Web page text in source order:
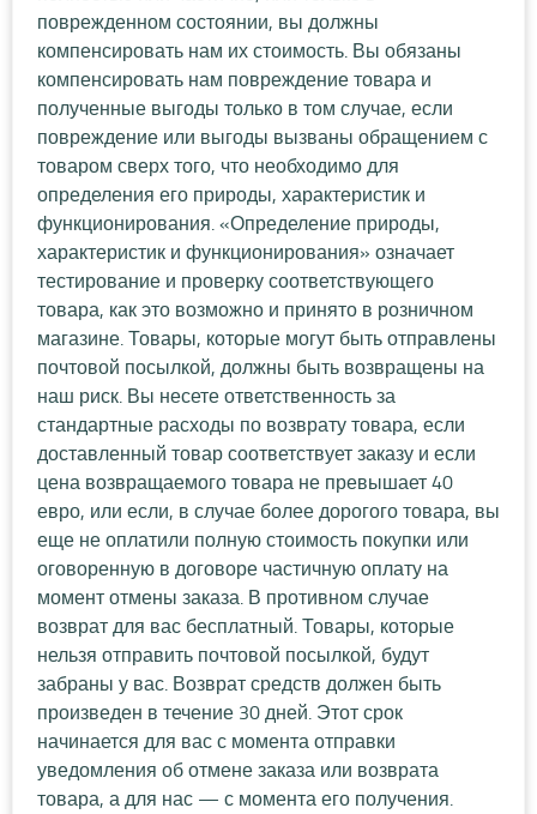
поврежденном состоянии, вы должны
компенсировать нам их стоимость. Вы обязаны
компенсировать нам повреждение товара и
полученные выгоды только в том случае, если
повреждение или выгоды вызваны обращением с
товаром сверх того, что необходимо для
определения его природы, характеристик и
функционирования. «Определение природы,
характеристик и функционирования» означает
тестирование и проверку соответствующего
товара, как это возможно и принято в розничном
магазине. Товары, которые могут быть отправлены
почтовой посылкой, должны быть возвращены на
наш риск. Вы несете ответственность за
стандартные расходы по возврату товара, если
доставленный товар соответствует заказу и если
цена возвращаемого товара не превышает 40
евро, или если, в случае более дорогого товара, вы
еще не оплатили полную стоимость покупки или
оговоренную в договоре частичную оплату на
момент отмены заказа. В противном случае
возврат для вас бесплатный. Товары, которые
нельзя отправить почтовой посылкой, будут
забраны у вас. Возврат средств должен быть
произведен в течение 30 дней. Этот срок
начинается для вас с момента отправки
уведомления об отмене заказа или возврата
товара, а для нас — с момента его получения.